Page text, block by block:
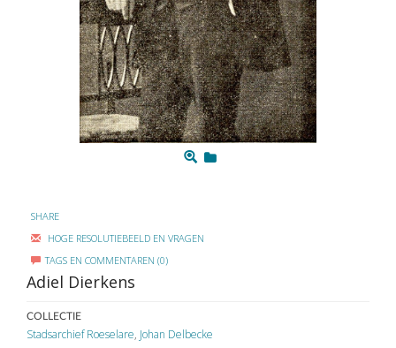
SHARE
HOGE RESOLUTIEBEELD EN VRAGEN
TAGS EN COMMENTAREN (0)
Adiel Dierkens
COLLECTIE
Stadsarchief Roeselare, Johan Delbecke